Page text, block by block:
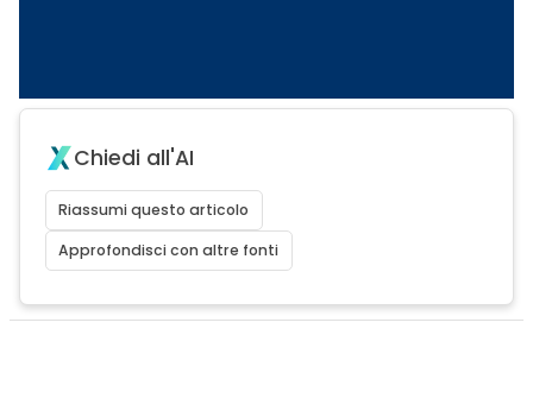
Chiedi all'AI
Riassumi questo articolo
Approfondisci con altre fonti